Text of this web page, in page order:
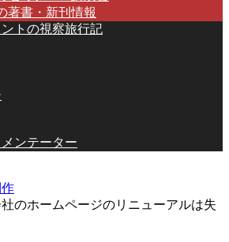
著書・新刊情報
トの視察旅行記
ンテーター
のホームページのリニューアルは失